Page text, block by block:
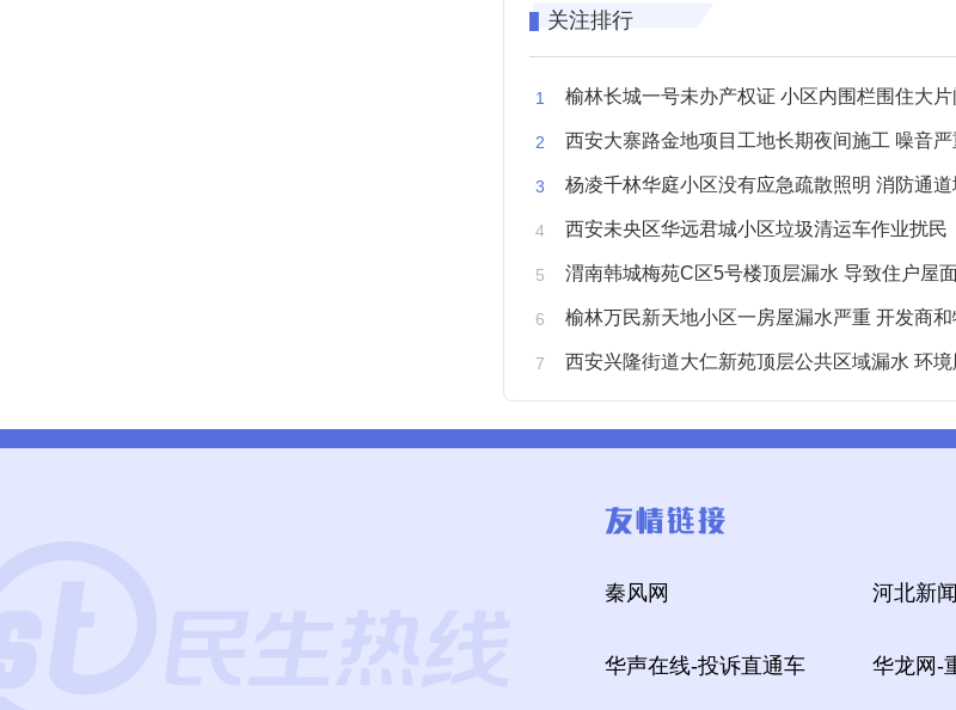
关注排行
榆林长城一号未办产权证 小区内围栏围住大片闲置
西安大寨路金地项目工地长期夜间施工 噪音严重
杨凌千林华庭小区没有应急疏散照明 消防通
西安未央区华远君城小区垃圾清运车作业扰民
渭南韩城梅苑C区5号楼顶层漏水 导致住户屋面被
榆林万民新天地小区一房屋漏水严重 开发商和物业不予
西安兴隆街道大仁新苑顶层公共区域漏水 环
秦风网 河北新
华声在线-投诉直通车 华龙网-